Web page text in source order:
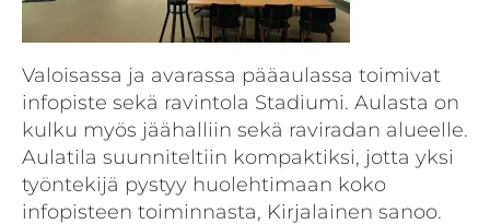
Valoisassa ja avarassa pääaulassa toimivat
infopiste sekä ravintola Stadiumi. Aulasta on
kulku myös jäähalliin sekä raviradan alueelle.
Aulatila suunniteltiin kompaktiksi, jotta yksi
työntekijä pystyy huolehtimaan koko
infopisteen toiminnasta, Kirjalainen sanoo.